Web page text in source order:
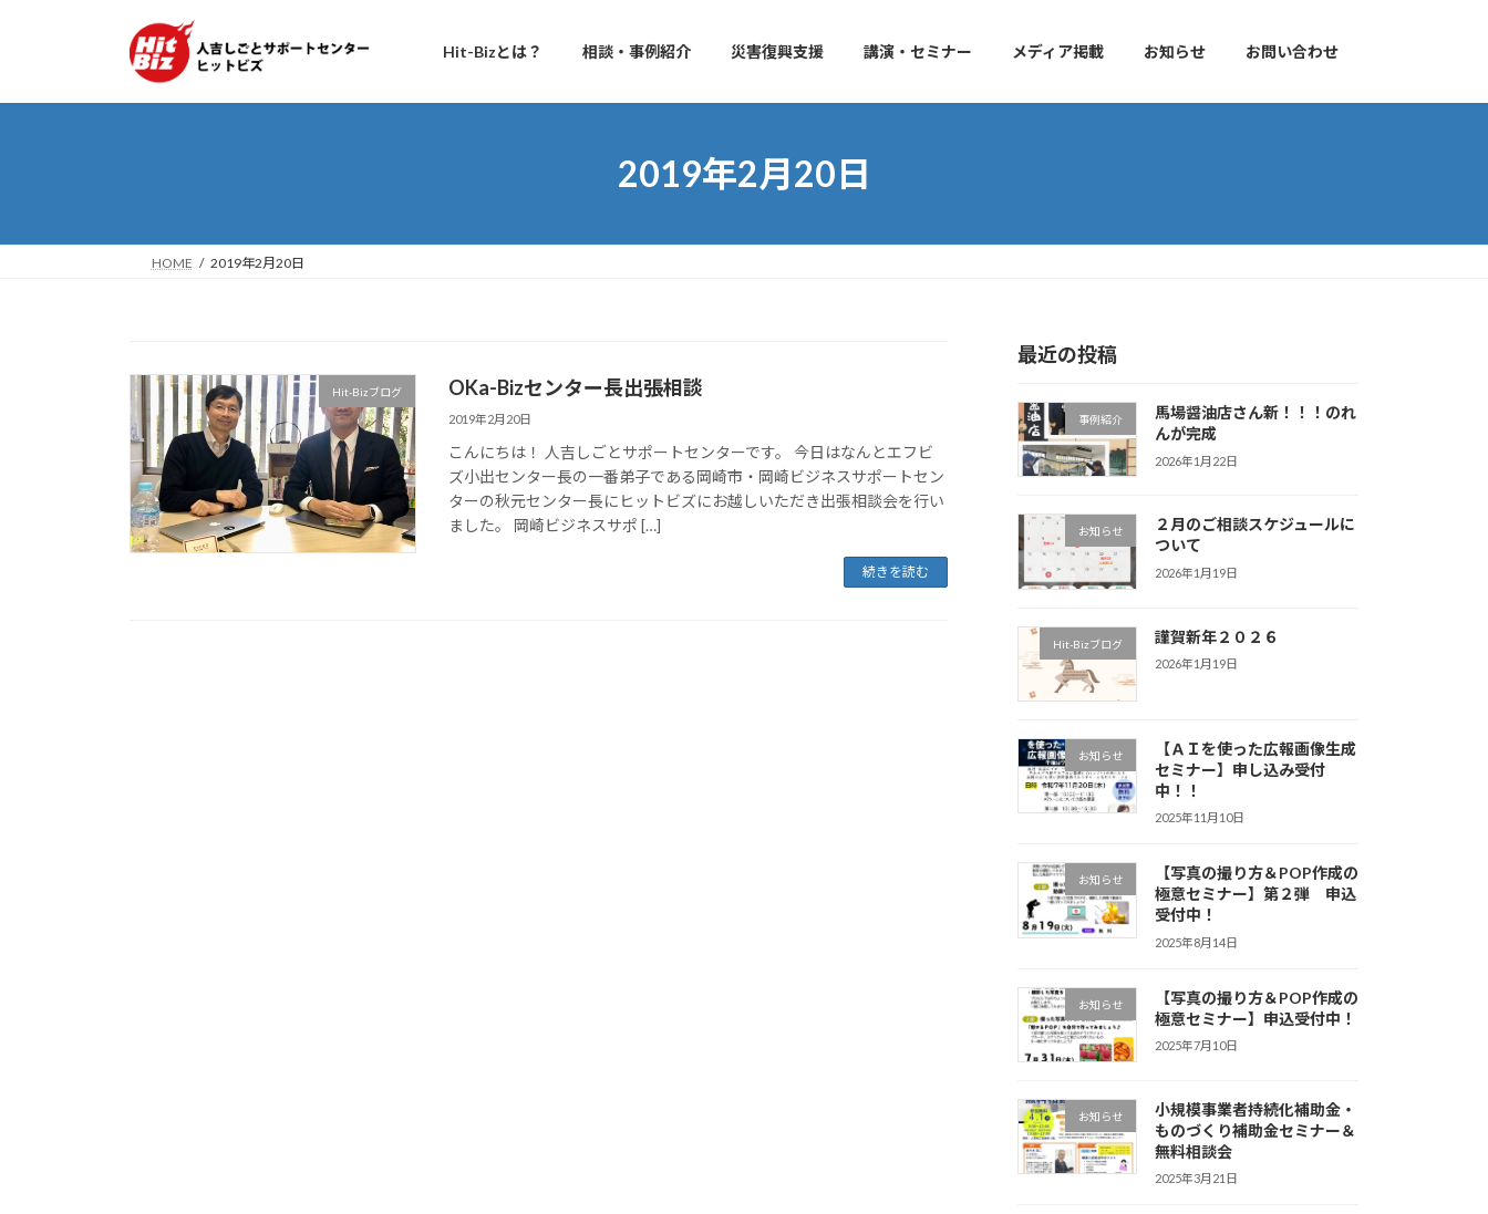
プ
動
Hit-Bizとは？ 相談・事例紹介 災害復興支援 講演・セミナー メディア掲載 お知らせ お問い合わせ
2019年2月20日
HOME 2019年2月20日
Hit-Bizブログ OKa-Bizセンター長出張相談
2019年2月20日
こんにちは！ 人吉しごとサポートセンターです。 今日はなんとエフビ
ズ小出センター長の一番弟子である岡崎市・岡崎ビジネスサポートセン
ターの秋元センター長にヒットビズにお越しいただき出張相談会を行い
ました。 岡崎ビジネスサポ […]
続きを読む
最近の投稿
事例紹介
馬場醤油店さん新！！！のれ
んが完成
2026年1月22日
お知らせ
２月のご相談スケジュールに
ついて
2026年1月19日
Hit-Bizブログ 謹賀新年２０２６
2026年1月19日
お知らせ
【ＡＩを使った広報画像生成
セミナー】申し込み受付
中！！
2025年11月10日
お知らせ
【写真の撮り方＆POP作成の
極意セミナー】第２弾 申込
受付中！
2025年8月14日
お知らせ
【写真の撮り方＆POP作成の
極意セミナー】申込受付中！
2025年7月10日
お知らせ
小規模事業者持続化補助金・
ものづくり補助金セミナー＆
無料相談会
2025年3月21日